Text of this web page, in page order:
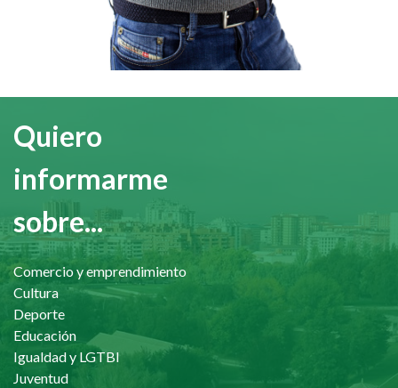
Quiero
informarme
sobre...
Comercio y emprendimiento
Cultura
Deporte
Educación
Igualdad y LGTBI
Juventud